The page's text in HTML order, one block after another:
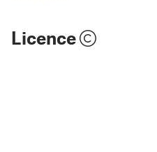
Licence